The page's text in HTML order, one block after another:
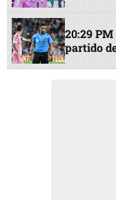
20:29 PM
partido